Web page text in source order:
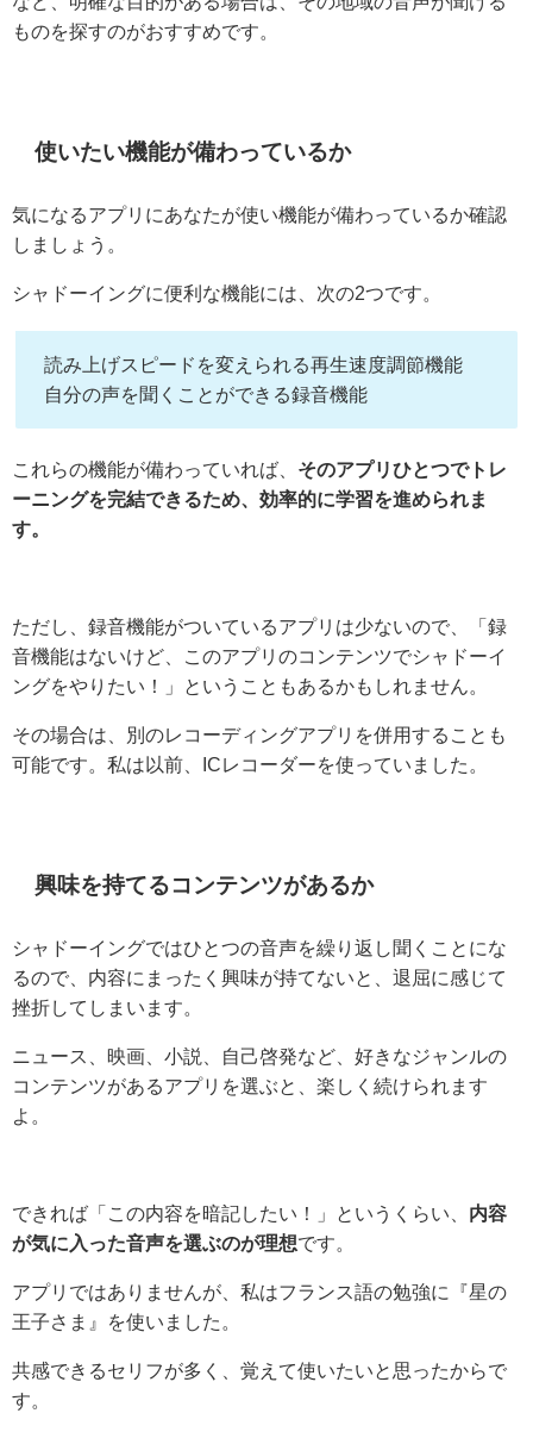
ものを探すのがおすすめです。
使いたい機能が備わっているか
気になるアプリにあなたが使い機能が備わっているか確認
しましょう。
シャドーイングに便利な機能には、次の2つです。
読み上げスピードを変えられる再生速度調節機能
自分の声を聞くことができる録音機能
これらの機能が備わっていれば、 そのアプリひとつでトレ
ーニングを完結できるため、効率的に学習を進められま
す。
ただし、録音機能がついているアプリは少ないので、「録
音機能はないけど、このアプリのコンテンツでシャドーイ
ングをやりたい！」ということもあるかもしれません。
その場合は、別のレコーディングアプリを併用することも
可能です。私は以前、ICレコーダーを使っていました。
興味を持てるコンテンツがあるか
シャドーイングではひとつの音声を繰り返し聞くことにな
るので、内容にまったく興味が持てないと、退屈に感じて
挫折してしまいます。
ニュース、映画、小説、自己啓発など、好きなジャンルの
コンテンツがあるアプリを選ぶと、楽しく続けられます
よ。
できれば「この内容を暗記したい！」というくらい、 内容
が気に入った音声を選ぶのが理想です。
アプリではありませんが、私はフランス語の勉強に『星の
王子さま』を使いました。
共感できるセリフが多く、覚えて使いたいと思ったからで
す。